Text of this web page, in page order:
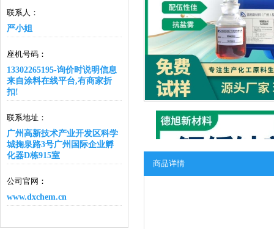
联系人：
严小姐
座机号码：
13302265195-询价时说明信息
来自涂料在线平台,有商家折
扣!
联系地址：
广州高新技术产业开发区科学
城掬泉路3号广州国际企业孵
化器D栋915室
公司官网：
www.dxchem.cn
商品详情